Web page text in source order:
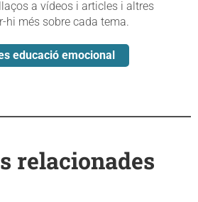
a vídeos i articles i altres
hi més sobre cada tema.
educació emocional
relacionades